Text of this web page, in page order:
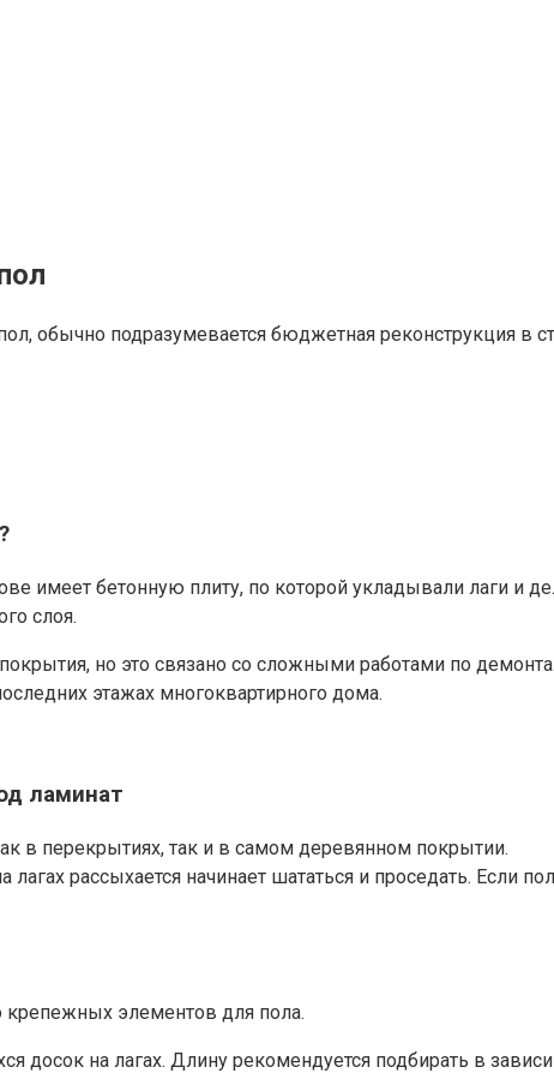
обычно подразумевается бюджетная реконструкция в
имеет бетонную плиту, по которой укладывали лаги и
слоя.
но это связано со сложными работами по
этажах многоквартирного дома.
ламинат
в перекрытиях, так и в самом деревянном покрытии.
рассыхается начинает шататься и проседать. Если
крепежных элементов для пола.
досок на лагах. Длину рекомендуется подбирать в